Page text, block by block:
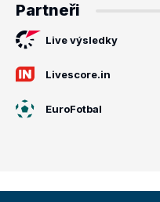
Partneři
Live výsledky
Livescore.in
EuroFotbal